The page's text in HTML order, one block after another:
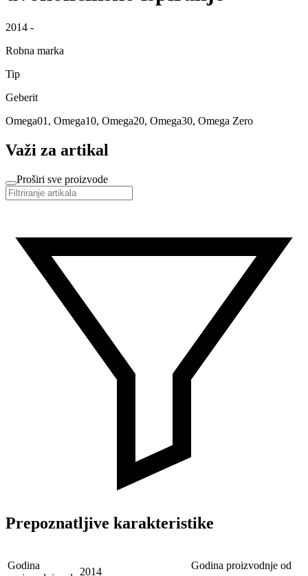
2014 -
Robna marka
Tip
Geberit
Omega01, Omega10, Omega20, Omega30, Omega Zero
Važi za artikal
Proširi sve proizvode
Prepoznatljive karakteristike
Godina
2014
Godina proizvodnje od